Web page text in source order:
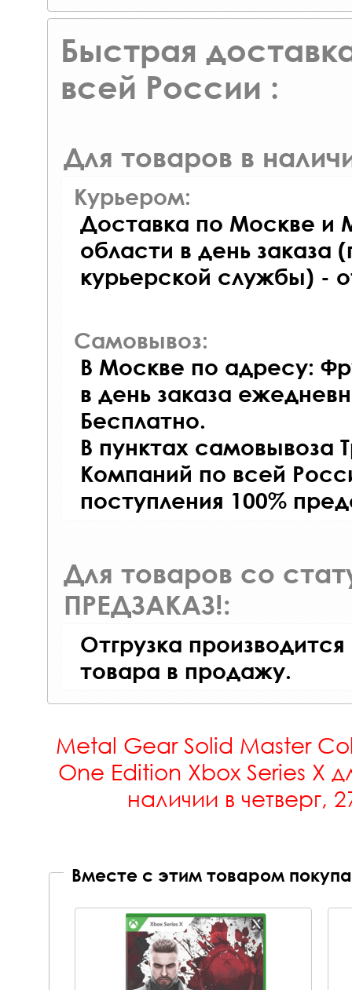
Быстрая
всей России :
Для товаров в
Курьером:
Доставка по Москве и
области в день заказа
курьерской службы) -
Самовывоз:
В Москве по адресу:
в день заказа
Бесплатно.
В пунктах самовывоза
Компаний по всей
поступления 100%
Для товаров со
ПРЕДЗАКАЗ!:
Отгрузка
товара в продажу.
Metal Gear Solid Master
One Edition Xbox Series X
наличии в четверг,
Вместе с этим товаром